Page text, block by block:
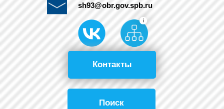
sh93@obr.gov.spb.ru
Поиск
Контакты